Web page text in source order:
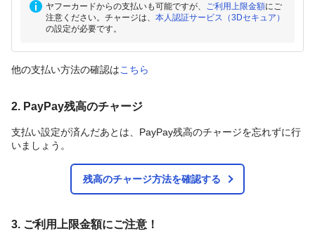
ヤフーカードからの支払いも可能ですが、 ご利用上限金額にご
注意ください。チャージは、 本人認証サービス（3Dセキュア）
の設定が必要です。
他の支払い方法の確認はこちら
2. PayPay残高のチャージ
支払い設定が済んだあとは、PayPay残高のチャージを忘れずに行
いましょう。
残高のチャージ方法を確認する
3. ご利用上限金額にご注意！